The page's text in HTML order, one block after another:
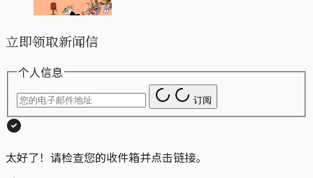
立即领取新闻信
个人信息
订阅
太好了！请检查您的收件箱并点击链接。